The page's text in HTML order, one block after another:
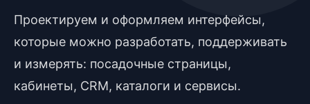
Проектируем и оформляем интерфейсы,
которые можно разработать, поддерживать
и измерять: посадочные страницы,
кабинеты, CRM, каталоги и сервисы.